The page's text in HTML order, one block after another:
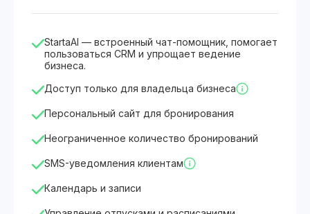
StartaAI — встроенный чат-помощник, помогает
пользоваться CRM и упрощает ведение
бизнеса.
Доступ только для владельца бизнеса
Персональный сайт для бронирования
Неограниченное количество бронирований
SMS-уведомления клиентам
Календарь и записи